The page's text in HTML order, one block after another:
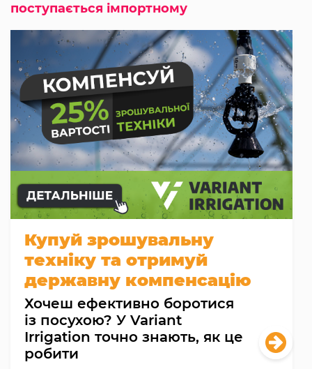
поступається імпортному
Купуй зрошувальну
техніку та отримуй
державну компенсацію
Хочеш ефективно боротися
із посухою? У Variant
Irrigation точно знають, як це
робити